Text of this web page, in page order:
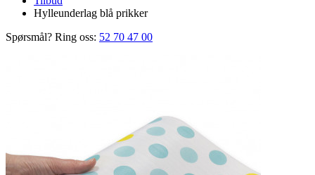
Hylleunderlag blå prikker
Spørsmål? Ring oss: 52 70 47 00